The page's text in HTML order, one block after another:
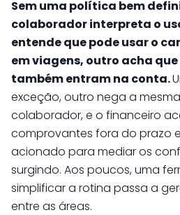
Sem uma política bem
colaborador interpreta o
entende que pode usar o
em viagens, outro acha
também entram na conta.
exceção, outro nega a
colaborador, e o financeiro
comprovantes fora do prazo
acionado para mediar os
surgindo. Aos poucos, uma
simplificar a rotina passa a
entre as áreas.